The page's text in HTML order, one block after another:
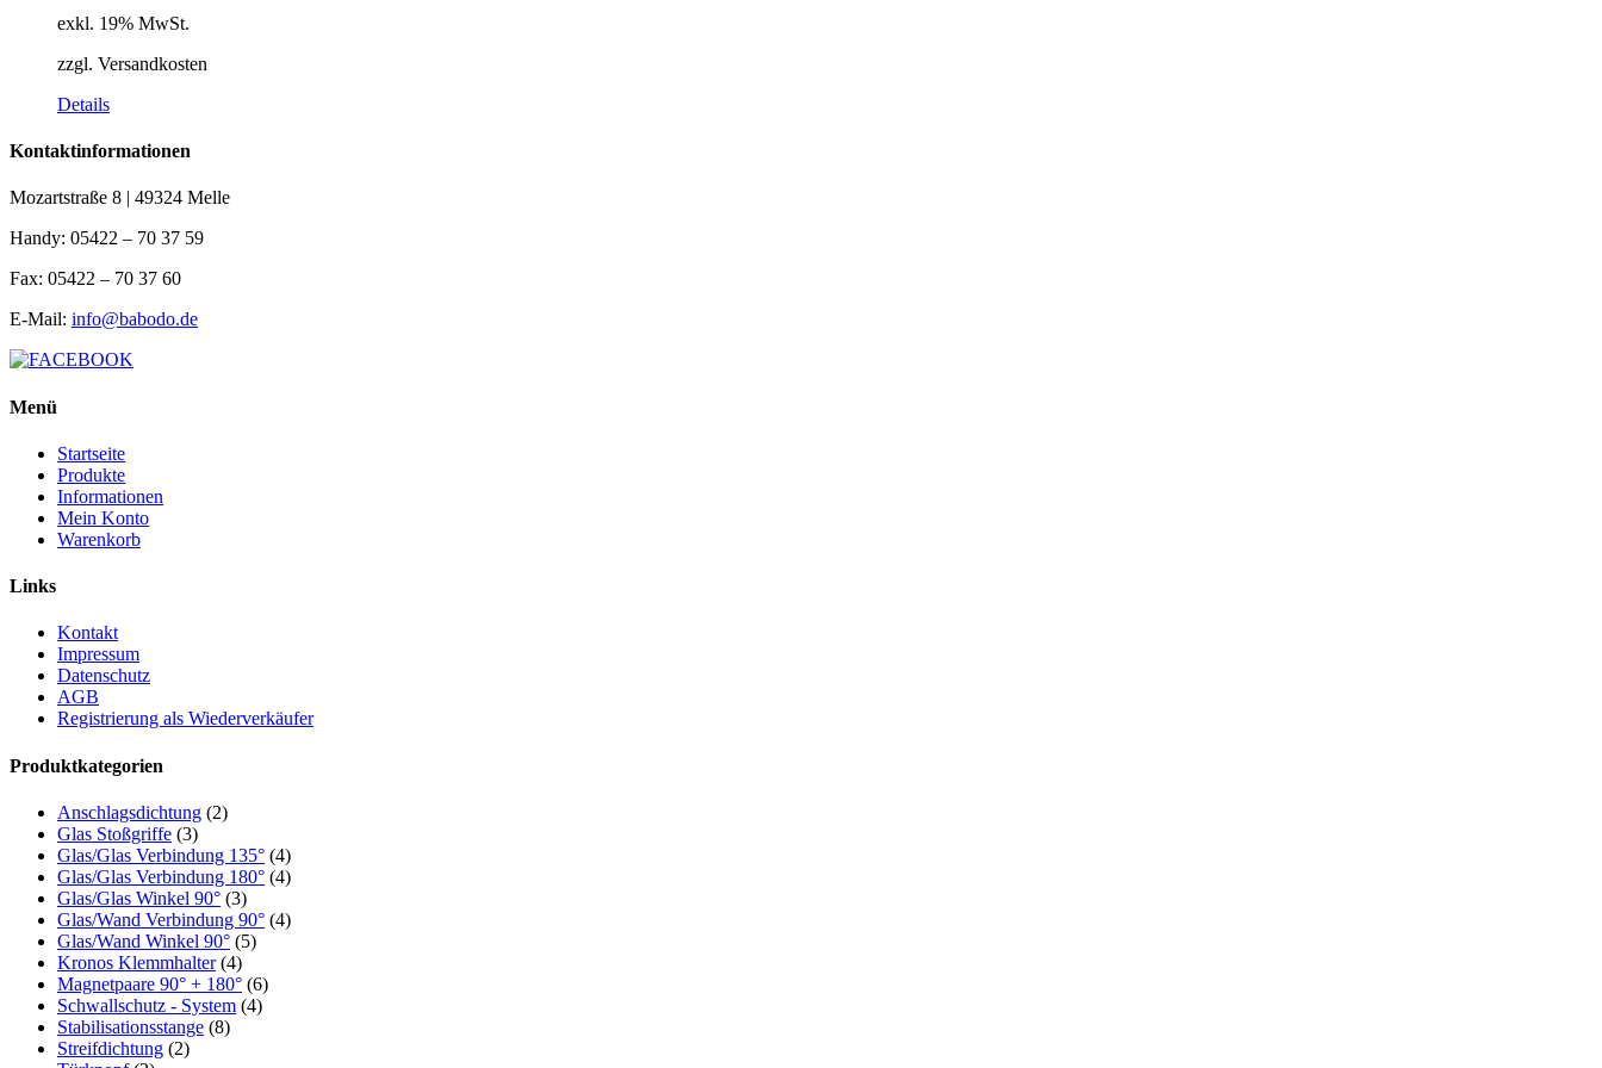
exkl. 19% MwSt.
zzgl. Versandkosten
Details
Kontaktinformationen
Mozartstraße 8 | 49324 Melle
Handy: 05422 – 70 37 59
Fax: 05422 – 70 37 60
E-Mail: info@babodo.de
Menü
Startseite
Produkte
Informationen
Mein Konto
Warenkorb
Links
Kontakt
Impressum
Datenschutz
AGB
Registrierung als Wiederverkäufer
Produktkategorien
Anschlagsdichtung (2)
Glas Stoßgriffe (3)
Glas/Glas Verbindung 135° (4)
Glas/Glas Verbindung 180° (4)
Glas/Glas Winkel 90° (3)
Glas/Wand Verbindung 90° (4)
Glas/Wand Winkel 90° (5)
Kronos Klemmhalter (4)
Magnetpaare 90° + 180° (6)
Schwallschutz - System (4)
Stabilisationsstange (8)
Streifdichtung (2)